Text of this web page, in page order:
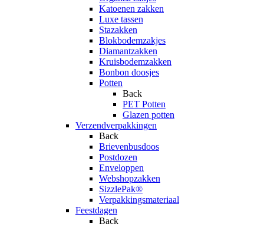
Katoenen zakken
Luxe tassen
Stazakken
Blokbodemzakjes
Diamantzakken
Kruisbodemzakken
Bonbon doosjes
Potten
Back
PET Potten
Glazen potten
Verzendverpakkingen
Back
Brievenbusdoos
Postdozen
Enveloppen
Webshopzakken
SizzlePak®
Verpakkingsmateriaal
Feestdagen
Back